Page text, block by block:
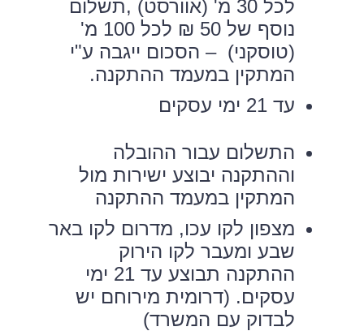
לכל 30 מ' (אוורסט) ,תשלום
נוסף של 50 ₪ לכל 100 מ'
(טוסקני) – הסכום ייגבה ע"י
המתקין במעמד ההתקנה.
עד 21 ימי עסקים
התשלום עבור ההובלה
וההתקנה יבוצע ישירות מול
המתקין במעמד ההתקנה
מצפון לקו עכו, מדרום לקו באר
שבע ומעבר לקו הירוק
ההתקנה תבוצע עד 21 ימי
עסקים. (דרומית מירוחם יש
לבדוק עם המשרד)